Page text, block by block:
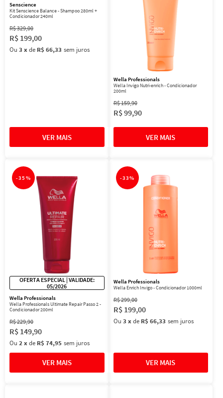
Senscience
Kit Senscience Balance - Shampoo 280ml +
Condicionador 240ml
R$329,00
R$ 199,00
Ou 3 xde R$ 66,33 sem juros
Wella Professionals
Wella Invigo Nutri-enrich - Condicionador
200ml
R$159,90
R$99,90
-35%
OFERTA ESPECIAL | VALIDADE:
05/2026
Wella Professionals
Wella Professionals Ultimate Repair Passo 2 -
Condicionador 200ml
R$229,90
R$ 149,90
Ou 2xde R$ 74,95 sem juros
-33%
Wella Professionals
Wella Enrich Invigo - Condicionador 1000ml
R$299,00
R$ 199,00
Ou 3 xde R$ 66,33 sem juros